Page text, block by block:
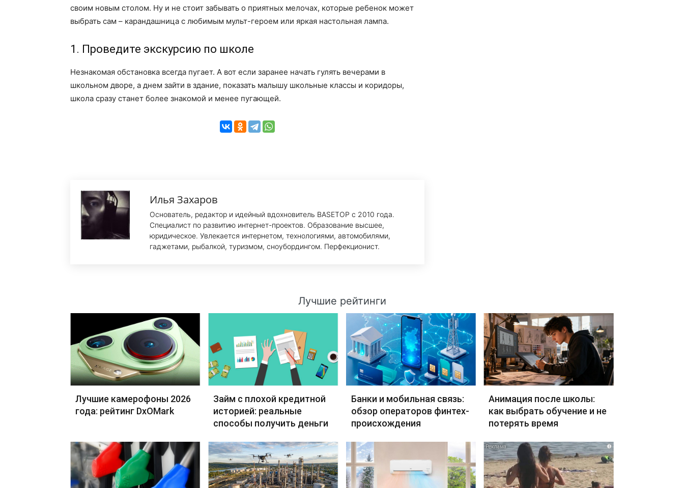
своим новым столом. Ну и не стоит забывать о приятных мелочах, которые ребенок может
выбрать сам – карандашница с любимым мульт-героем или яркая настольная лампа.
1. Проведите экскурсию по школе
Незнакомая обстановка всегда пугает. А вот если заранее начать гулять вечерами в
школьном дворе, а днем зайти в здание, показать малышу школьные классы и коридоры,
школа сразу станет более знакомой и менее пугающей.
Илья Захаров
Основатель, редактор и идейный вдохновитель BASETOP с 2010 года.
Специалист по развитию интернет-проектов. Образование высшее,
юридическое. Увлекается интернетом, технологиями, автомобилями,
гаджетами, рыбалкой, туризмом, сноубордингом. Перфекционист.
Лучшие рейтинги
Лучшие камерофоны 2026
года: рейтинг DxOMark
Займ с плохой кредитной
историей: реальные
способы получить деньги
Банки и мобильная связь:
обзор операторов финтех-
происхождения
Анимация после школы:
как выбрать обучение и не
потерять время
i